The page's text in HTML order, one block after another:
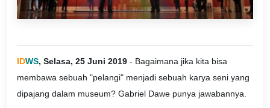
IDWS, Selasa, 25 Juni 2019 - Bagaimana jika kita bisa
membawa sebuah "pelangi" menjadi sebuah karya seni yang
dipajang dalam museum? Gabriel Dawe punya jawabannya.